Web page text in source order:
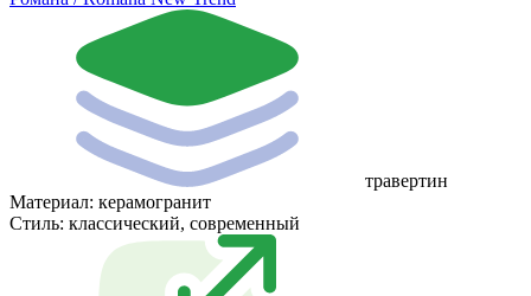
травертин
Материал: керамогранит
Стиль: классический, современный